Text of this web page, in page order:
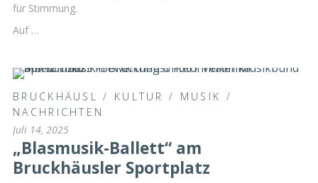
für Stimmung.
Auf …
BRUCKHÄUSL / KULTUR / MUSIK /
NACHRICHTEN
Juli 14, 2025
„Blasmusik-Ballett“ am
Bruckhäusler Sportplatz